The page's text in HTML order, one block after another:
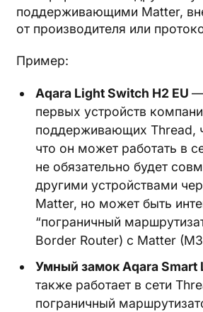
поддерживающими Matter,
от производителя или
Пример:
Aqara Light Switch H2 EU —
первых устройств
поддерживающих Thread,
что он может работать в
не обязательно будет
другими устройствами
Matter, но может быть
“пограничный
Border Router) с Matter
Умный замок Aqara Smart
также работает в сети
пограничный